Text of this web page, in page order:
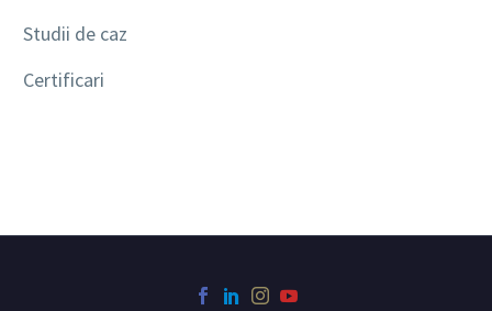
Studii de caz
Certificari